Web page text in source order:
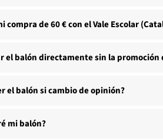
compra de 60 € con el Vale Escolar
el balón directamente sin la promoción
el balón si cambio de opinión?
mi balón?